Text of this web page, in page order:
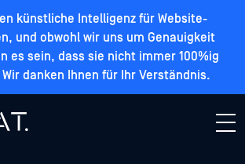
künstliche Intelligenz für Website-
und obwohl wir uns um Genauigkeit
es sein, dass sie nicht immer 100%ig
danken Ihnen für Ihr Verständnis.